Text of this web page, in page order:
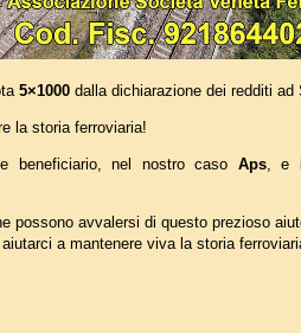
5×1000 dalla dichiarazione dei redditi ad
la storia ferroviaria!
beneficiario, nel nostro caso Aps, e
possono avvalersi di questo prezioso
a mantenere viva la storia